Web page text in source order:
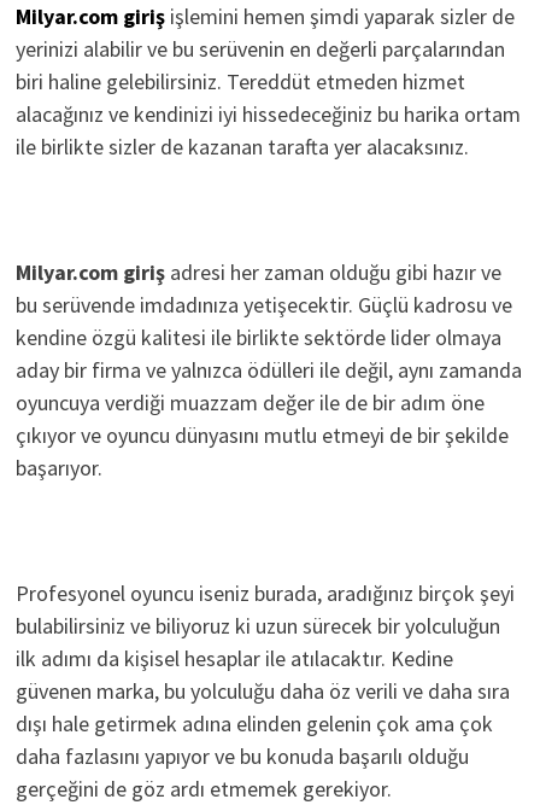
Milyar.com giriş işlemini hemen şimdi yaparak sizler de
yerinizi alabilir ve bu serüvenin en değerli parçalarından
biri haline gelebilirsiniz. Tereddüt etmeden hizmet
alacağınız ve kendinizi iyi hissedeceğiniz bu harika ortam
ile birlikte sizler de kazanan tarafta yer alacaksınız.
Milyar.com giriş adresi her zaman olduğu gibi hazır ve
bu serüvende imdadınıza yetişecektir. Güçlü kadrosu ve
kendine özgü kalitesi ile birlikte sektörde lider olmaya
aday bir firma ve yalnızca ödülleri ile değil, aynı zamanda
oyuncuya verdiği muazzam değer ile de bir adım öne
çıkıyor ve oyuncu dünyasını mutlu etmeyi de bir şekilde
başarıyor.
Profesyonel oyuncu iseniz burada, aradığınız birçok şeyi
bulabilirsiniz ve biliyoruz ki uzun sürecek bir yolculuğun
ilk adımı da kişisel hesaplar ile atılacaktır. Kedine
güvenen marka, bu yolculuğu daha öz verili ve daha sıra
dışı hale getirmek adına elinden gelenin çok ama çok
daha fazlasını yapıyor ve bu konuda başarılı olduğu
gerçeğini de göz ardı etmemek gerekiyor.